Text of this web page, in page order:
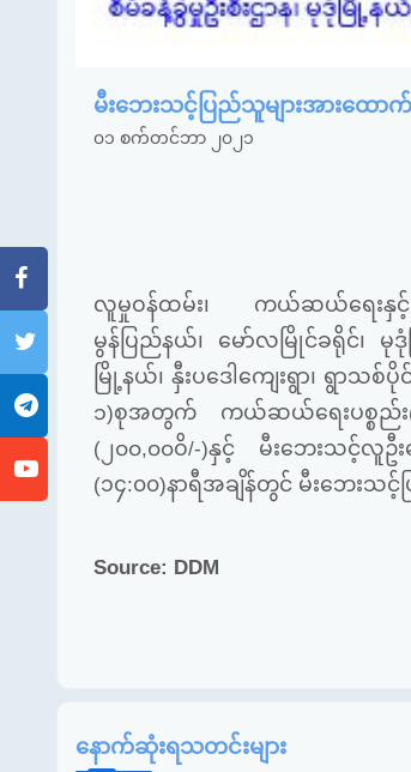
မီးဘေးသင့်ပြည်သူများအားထေ
၀၁ စက်တင်ဘာ ၂၀၂၁
လူမှုဝန်ထမ်း၊ ကယ်ဆယ်ရေးနှင့်ပ
မွန်ပြည်နယ်၊ မော်လမြိုင်ခရိုင်၊ မုဒုံ
မြို့နယ်၊ နှီးပဒေါကျေးရွာ၊ ရွာ
၁)စုအတွက် ကယ်ဆယ်ရေးပစ္စည်း(
(၂၀၀,၀၀ဝိ/-)နှင့် မီးဘေးသင့်လူဦ
(၁၄:၀၀)နာရီအချိန်တွင် မီးဘေး
Source: DDM
နောက်ဆုံးရသတင်းများ